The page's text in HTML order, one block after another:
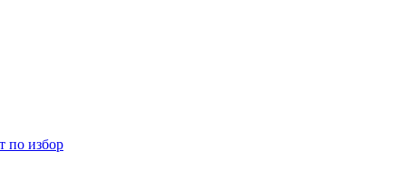
по избор